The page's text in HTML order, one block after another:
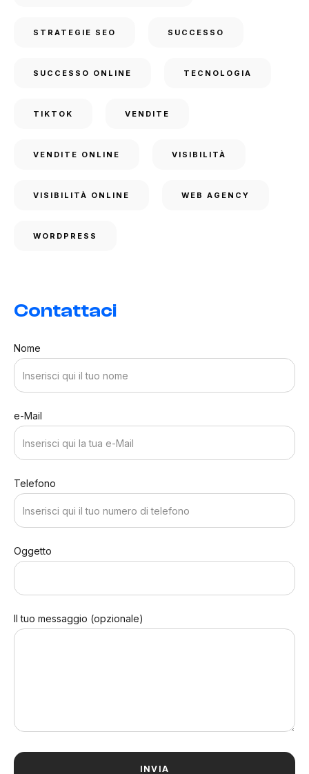
STRATEGIE SEO SUCCESSO
SUCCESSO ONLINE TECNOLOGIA
TIKTOK VENDITE
VENDITE ONLINE VISIBILITÀ
VISIBILITÀ ONLINE WEB AGENCY
WORDPRESS
Contattaci
Nome
e-Mail
Telefono
Oggetto
Il tuo messaggio (opzionale)